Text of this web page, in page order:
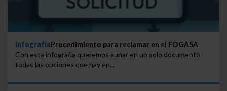
InfografíaProcedimiento para reclamar en el FOGASA
Con esta infografía queremos aunar en un solo documento
todas las opciones que hay en...